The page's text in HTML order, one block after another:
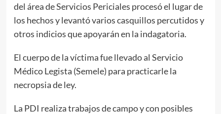
del área de Servicios Periciales procesó el lugar de
los hechos y levantó varios casquillos percutidos y
otros indicios que apoyarán en la indagatoria.
El cuerpo de la víctima fue llevado al Servicio
Médico Legista (Semele) para practicarle la
necropsia de ley.
La PDI realiza trabajos de campo y con posibles